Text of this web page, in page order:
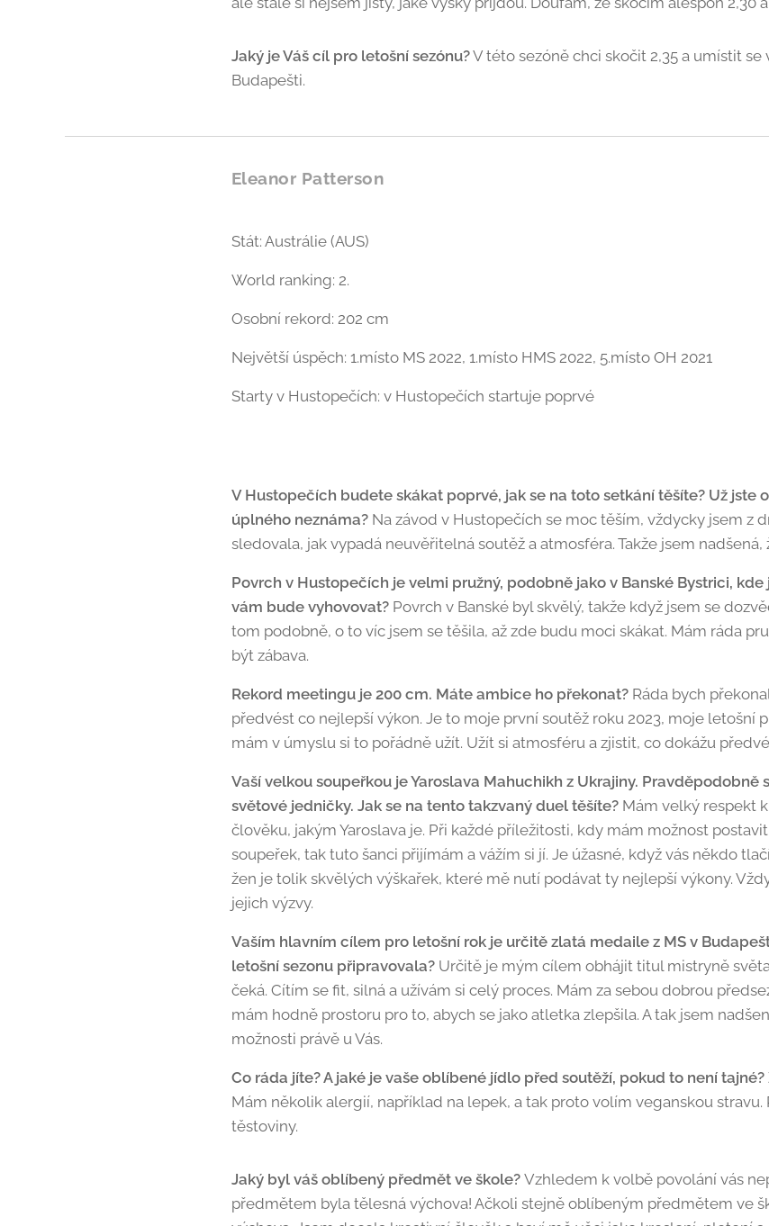
Jaký je Váš cíl pro letošní sezónu?V této sezóně chci skočit 2,35 a umístit
Budapešti.
Eleanor Patterson
Stát: Austrálie (AUS)
World ranking: 2.
Osobní rekord: 202 cm
Největší úspěch: 1.místo MS 2022, 1.místo HMS 2022, 5.místo OH 2021
Starty v Hustopečích: v Hustopečích startuje poprvé
V Hustopečích budete skákat poprvé, jak se na toto setkání těšíte? Už jste
úplného neznáma? Na závod v Hustopečích se moc těším, vždycky jsem z
sledovala, jak vypadá neuvěřitelná soutěž a atmosféra. Takže jsem
Povrch v Hustopečích je velmi pružný, podobně jako v Banské Bystrici,
vám bude vyhovovat? Povrch v Banské byl skvělý, takže když jsem se
tom podobně, o to víc jsem se těšila, až zde budu moci skákat. Mám ráda
být zábava.
Rekord meetingu je 200 cm. Máte ambice ho překonat? Ráda bych
předvést co nejlepší výkon. Je to moje první soutěž roku 2023, moje letošní
mám v úmyslu si to pořádně užít. Užít si atmosféru a zjistit, co dokážu
Vaší velkou soupeřkou je Yaroslava Mahuchikh z Ukrajiny. Pravděpodobně
světové jedničky. Jak se na tento takzvaný duel těšíte? Mám velký respekt
člověku, jakým Yaroslava je. Při každé příležitosti, kdy mám možnost
soupeřek, tak tuto šanci přijímám a vážím si jí. Je úžasné, když vás někdo
žen je tolik skvělých výškařek, které mě nutí podávat ty nejlepší výkony.
jejich výzvy.
Vaším hlavním cílem pro letošní rok je určitě zlatá medaile z MS v
letošní sezonu připravovala? Určitě je mým cílem obhájit titul mistryně
čeká. Cítím se fit, silná a užívám si celý proces. Mám za sebou dobrou
mám hodně prostoru pro to, abych se jako atletka zlepšila. A tak jsem
možnosti právě u Vás.
Co ráda jíte? A jaké je vaše oblíbené jídlo před soutěží, pokud to není tajné?
Mám několik alergií, například na lepek, a tak proto volím veganskou stravu.
těstoviny.
Jaký byl váš oblíbený předmět ve škole? Vzhledem k volbě povolání vás
předmětem byla tělesná výchova! Ačkoli stejně oblíbeným předmětem ve